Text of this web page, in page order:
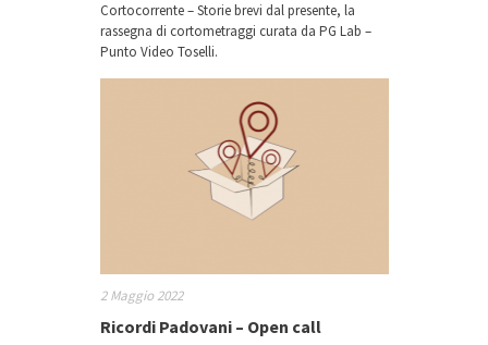
Cortocorrente – Storie brevi dal presente, la
rassegna di cortometraggi curata da PG Lab –
Punto Video Toselli.
2 Maggio 2022
Ricordi Padovani – Open call